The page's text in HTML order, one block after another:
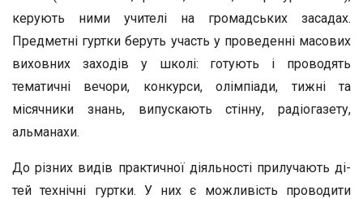
керують ними учителі на громадських засадах.
Предметні гуртки беруть участь у проведенні масових
виховних захо­дів у школі: готують і проводять
тематичні вечори, конкур­си, олімпіади, тижні та
місячники знань, випускають стін­ну, радіогазету,
альманахи.
До різних видів практичної діяльності прилучають ді­
тей технічні гуртки. У них є можливість проводити